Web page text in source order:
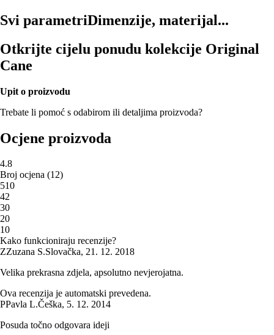
Svi parametriDimenzije, materijal...
Otkrijte cijelu ponudu kolekcije Original
Cane
Upit o proizvodu
Trebate li pomoć s odabirom ili detaljima proizvoda?
Ocjene proizvoda
4.8
Broj ocjena (12)
510
42
30
20
10
Kako funkcioniraju recenzije?
ZZuzana S.Slovačka, 21. 12. 2018
Velika prekrasna zdjela, apsolutno nevjerojatna.
Ova recenzija je automatski prevedena.
PPavla L.Češka, 5. 12. 2014
Posuda točno odgovara ideji